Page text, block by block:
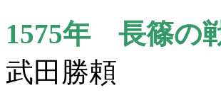
1575年 長篠の
武田勝頼